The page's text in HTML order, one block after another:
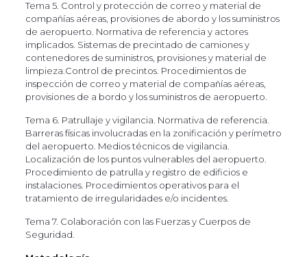
Tema 5. Control y protección de correo y material de
compañías aéreas, provisiones de abordo y los suministros
de aeropuerto. Normativa de referencia y actores
implicados. Sistemas de precintado de camiones y
contenedores de suministros, provisiones y material de
limpieza.Control de precintos. Procedimientos de
inspección de correo y material de compañías aéreas,
provisiones de a bordo y los suministros de aeropuerto.
Tema 6. Patrullaje y vigilancia. Normativa de referencia.
Barreras físicas involucradas en la zonificación y perímetro
del aeropuerto. Medios técnicos de vigilancia.
Localización de los puntos vulnerables del aeropuerto.
Procedimiento de patrulla y registro de edificios e
instalaciones. Procedimientos operativos para el
tratamiento de irregularidades e/o incidentes.
Tema 7. Colaboración con las Fuerzas y Cuerpos de
Seguridad.